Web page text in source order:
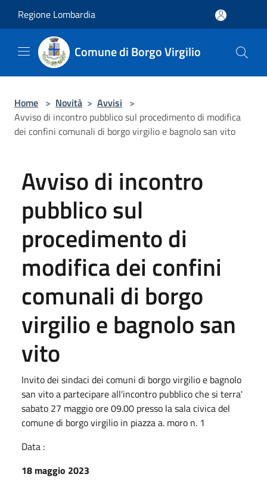
Regione Lombardia
Comune di Borgo Virgilio
Home > Novità > Avvisi >
Avviso di incontro pubblico sul procedimento di modifica
dei confini comunali di borgo virgilio e bagnolo san vito
Avviso di incontro
pubblico sul
procedimento di
modifica dei confini
comunali di borgo
virgilio e bagnolo san
vito
Invito dei sindaci dei comuni di borgo virgilio e bagnolo
san vito a partecipare all'incontro pubblico che si terra'
sabato 27 maggio ore 09.00 presso la sala civica del
comune di borgo virgilio in piazza a. moro n. 1
Data :
18 maggio 2023